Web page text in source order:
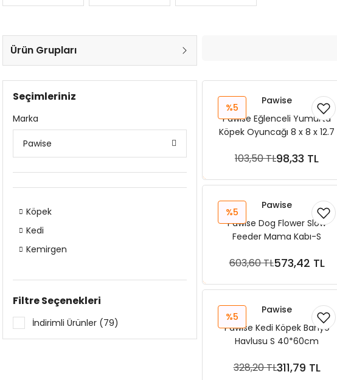
Ürün Grupları
Seçimleriniz
Marka
Pawise
Köpek
Kedi
Kemirgen
Filtre Seçenekleri
İndirimli Ürünler (79)
%5
Pawise
Pawise Eğlenceli Yumurta
Köpek Oyuncağı 8 x 8 x 12.7
103,50 TL98,33 TL
Sepete Ekle
%5
Pawise
Pawise Dog Flower Slow
Feeder Mama Kabı-S
603,60 TL573,42 TL
Sepete Ekle
%5
Pawise
Pawise Kedi Köpek Banyo
Havlusu S 40*60cm
328,20 TL311,79 TL
Sepete Ekle